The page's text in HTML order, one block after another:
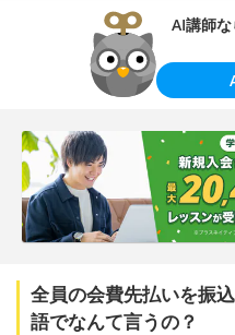
AI講師
全員の会費先払いを振
語でなんて言うの？